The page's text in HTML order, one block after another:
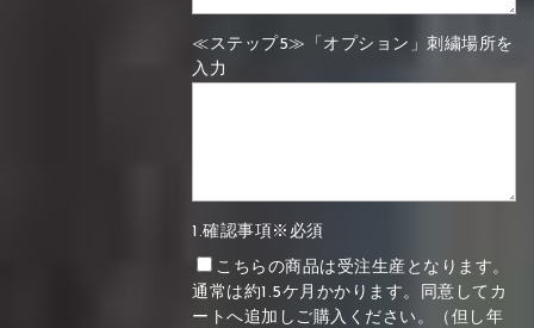
≪ステップ5≫「オプション」刺繍場所を
入力
1.確認事項※必須
こちらの商品は受注生産となります。
通常は約1.5ケ月かかります。同意してカ
ートへ追加しご購入ください。（但し年